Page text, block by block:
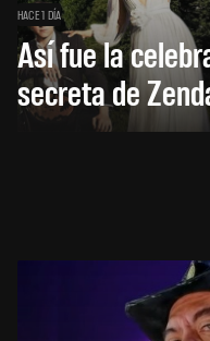
HACE 1 DÍA
Así fue la
secreta de